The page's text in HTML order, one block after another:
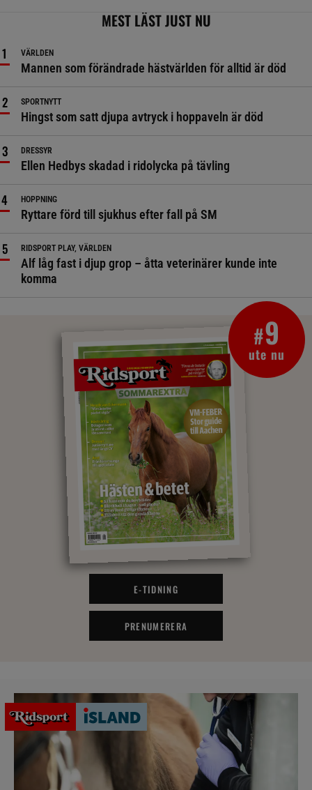
MEST LÄST JUST NU
VÄRLDEN
Mannen som förändrade hästvärlden för alltid är död
SPORTNYTT
Hingst som satt djupa avtryck i hoppaveln är död
DRESSYR
Ellen Hedbys skadad i ridolycka på tävling
HOPPNING
Ryttare förd till sjukhus efter fall på SM
RIDSPORT PLAY, VÄRLDEN
Alf låg fast i djup grop – åtta veterinärer kunde inte
komma
#9
ute nu
E-TIDNING
PRENUMERERA